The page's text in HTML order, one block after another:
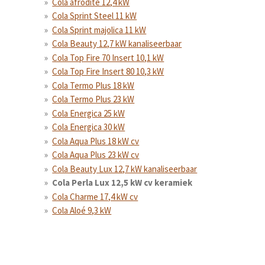
Cola Sprint Steel 11 kW
Cola Sprint majolica 11 kW
Cola Beauty 12,7 kW kanaliseerbaar
Cola Top Fire 70 Insert 10,1 kW
Cola Top Fire Insert 80 10,3 kW
Cola Termo Plus 18 kW
Cola Termo Plus 23 kW
Cola Energica 25 kW
Cola Energica 30 kW
Cola Aqua Plus 18 kW cv
Cola Aqua Plus 23 kW cv
Cola Beauty Lux 12,7 kW kanaliseerbaar
Cola Perla Lux 12,5 kW cv keramiek
Cola Charme 17,4 kW cv
Cola Aloé 9,3 kW